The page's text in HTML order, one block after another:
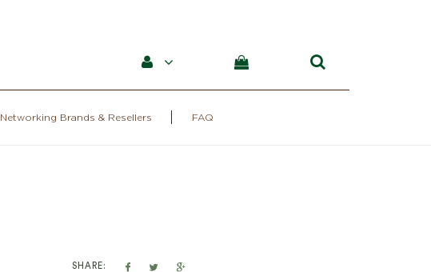
Networking Brands & Resellers FAQ
SHARE: